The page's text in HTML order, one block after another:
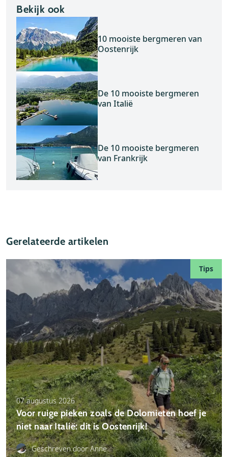
Facebook
Instagram
Bekijk ook
10 mooiste bergmeren van
Oostenrijk
De 10 mooiste bergmeren
van Italië
De 10 mooiste bergmeren
van Frankrijk
Gerelateerde artikelen
Tips
07 augustus 2026
Voor ruige pieken zoals de Dolomieten hoef je
niet naar Italië: dit is Oostenrijk!
Geschreven door Anne